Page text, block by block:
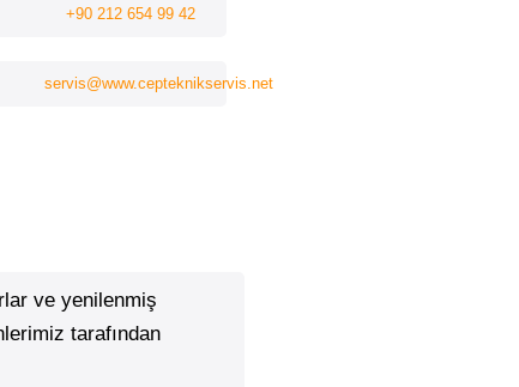
+90 212 654 99 42
servis@www.cepteknikservis.net
ve yenilenmiş
tarafından